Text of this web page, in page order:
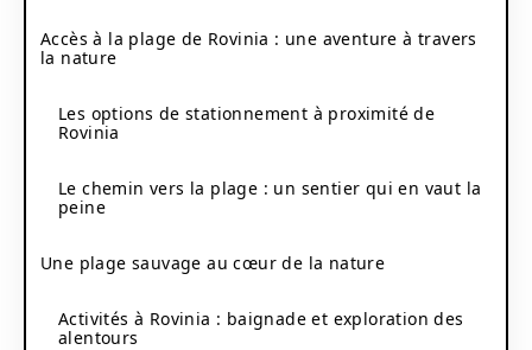
Accès à la plage de Rovinia : une aventure à travers
la nature
Les options de stationnement à proximité de
Rovinia
Le chemin vers la plage : un sentier qui en vaut la
peine
Une plage sauvage au cœur de la nature
Activités à Rovinia : baignade et exploration des
alentours